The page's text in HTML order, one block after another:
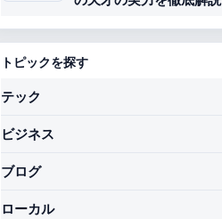
トピックを探す
テック
ビジネス
ブログ
ローカル